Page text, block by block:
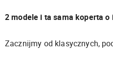
2 modele i ta sama koperta
Zacznijmy od klasycznych,